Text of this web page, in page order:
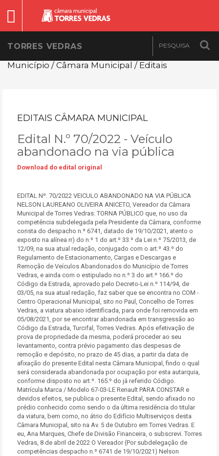
TORRES VEDRAS
Município / Câmara Municipal / Editais
EDITAIS CÂMARA MUNICIPAL
Edital N.º 70/2022 - Veículo
abandonado na via pública
Download do edital original
EDITAL Nº. 70/2022 VEICULO ABANDONADO NA VIA PÚBLICA
NELSON LAUREANO OLIVEIRA ANICETO, Vereador da Câmara
Municipal de Torres Vedras: TORNA PÚBLICO que, no uso da
competência subdelegada pela Presidente da Câmara, conforme
consta do despacho n.º 6741, datado de 19/10/2021, atento o
exposto na alínea rr) do n.º 1 do art.º 33.º da Lei n.º 75/2013, de
12/09, na sua atual redação, conjugado com o art.º 43.º do
Regulamento de Estacionamento, Cargas e Descargas e
Remoção de Veículos Abandonados do Município de Torres
Vedras, e ainda com o estipulado no n.º 3 do art.º 166.º do
Código da Estrada, aprovado pelo Decreto-Lei n.º 114/94, de
03/05, na sua atual redação, faz saber que se encontra no COM -
Centro Operacional Municipal, sito no Paul, Concelho de Torres
Vedras, a viatura abaixo identificada, para onde foi removida em
05/08/2021, por se encontrar abandonada em transgressão ao
Código da Estrada, Turcifal, Torres Vedras. Após efetivação de
prova de propriedade da mesma, poderá proceder ao seu
levantamento, contra prévio pagamento das despesas de
remoção e depósito, no prazo de 45 dias, a partir da data de
afixação do presente Edital nesta Câmara Municipal, findo o qual
será considerada abandonada por ocupação por esta autarquia,
conforme disposto no art.º. 165.º do já referido Código.
Matrícula Marca / Modelo 67-03-LE Renault PARA CONSTAR e
devidos efeitos, se publica o presente Edital, sendo afixado no
prédio conhecido como sendo o da última residência do titular
da viatura, bem como, no átrio do Edifício Multiserviços desta
Câmara Municipal, sito na Av. 5 de Outubro em Torres Vedras. E
eu, Ana Marques, Chefe de Divisão Financeira, o subscrevi. Torres
Vedras, 8 de abril de 2022 O Vereador (Por subdelegação de
competências despacho n.º 6741 de 19/10/2021) Nelson